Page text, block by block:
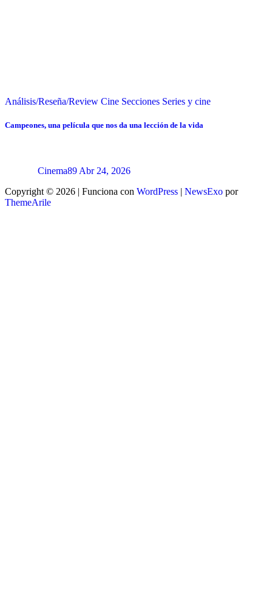
Análisis/Reseña/Review Cine Secciones Series y cine
Campeones, una película que nos da una lección de la vida
Cinema89 Abr 24, 2026
Copyright © 2026 | Funciona con WordPress | NewsExo por
ThemeArile